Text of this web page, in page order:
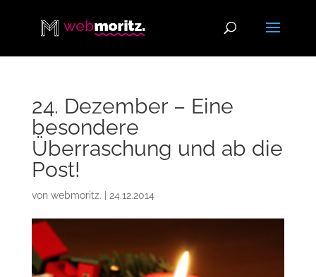
24. Dezember – Eine
besondere
Überraschung und ab die
Post!
von webmoritz. 24.12.2014